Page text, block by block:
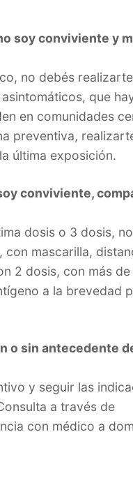
soy conviviente y
no debés
que
en comunidades
preventiva,
última exposición.
conviviente,
dosis o 3 dosis,
mascarilla,
2 dosis, con más de
a la brevedad
o sin antecedente
y seguir las
a través de
con médico a